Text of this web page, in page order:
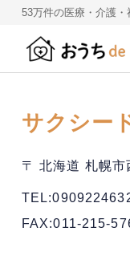
53万件の医療・介護
サクシー
〒 北海道 札幌市
FAX:011-215-